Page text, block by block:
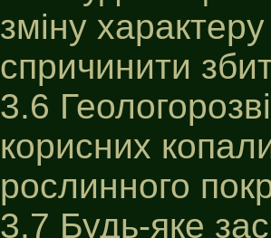
зміну
спричинити
3.6
корисних
рослинного
3.7 Будь-яке